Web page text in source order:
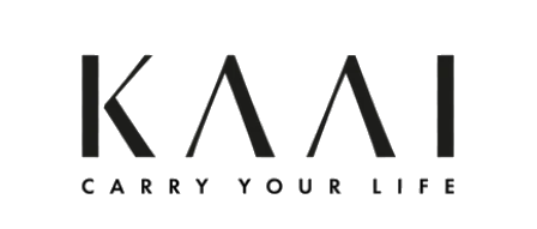
Auguste,
02/05/2026